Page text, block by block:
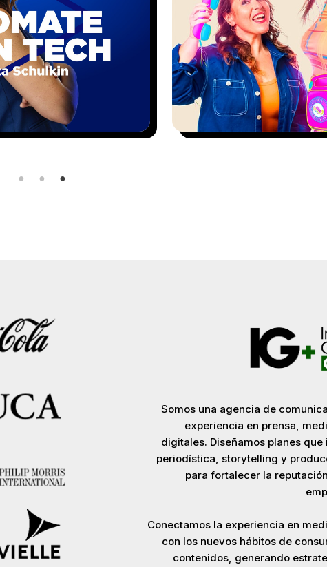
Somos una agencia de
experiencia en prensa,
digitales. Diseñamos planes
periodística, storytelling y
para fortalecer la
Conectamos la experiencia en
con los nuevos hábitos de
contenidos, generando